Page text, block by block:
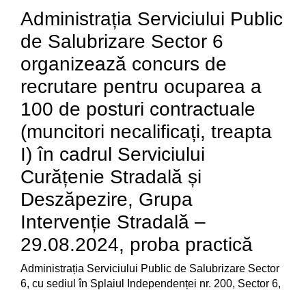
Administrația Serviciului Public
de Salubrizare Sector 6
organizează concurs de
recrutare pentru ocuparea a
100 de posturi contractuale
(muncitori necalificați, treapta
I) în cadrul Serviciului
Curățenie Stradală și
Deszăpezire, Grupa
Intervenție Stradală –
29.08.2024, proba practică
Administrația Serviciului Public de Salubrizare Sector
6, cu sediul în Splaiul Independenței nr. 200, Sector 6,